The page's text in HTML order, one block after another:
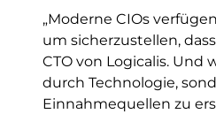
„Moderne CIOs
um sicherzustellen,
CTO von Logicalis.
durch Technologie,
Einnahmequellen zu